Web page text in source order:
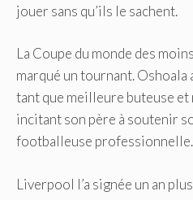
jouer sans qu’ils le sachent.
La Coupe du monde des
marqué un tournant.
tant que meilleure buteuse
incitant son père à soutenir
footballeuse professionnelle.
Liverpool l’a signée un an